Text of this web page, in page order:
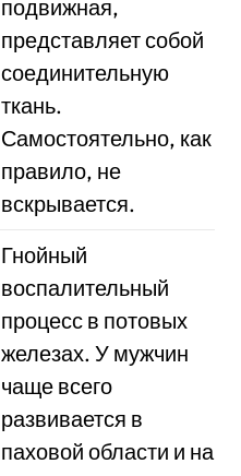
подвижная,
представляет собой
соединительную
ткань.
Самостоятельно, как
правило, не
вскрывается.
Гнойный
воспалительный
процесс в потовых
железах. У мужчин
чаще всего
развивается в
паховой области и на